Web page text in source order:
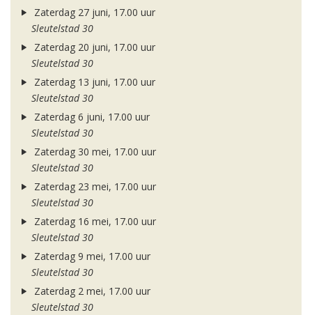
Zaterdag 27 juni, 17.00 uur
Sleutelstad 30
Zaterdag 20 juni, 17.00 uur
Sleutelstad 30
Zaterdag 13 juni, 17.00 uur
Sleutelstad 30
Zaterdag 6 juni, 17.00 uur
Sleutelstad 30
Zaterdag 30 mei, 17.00 uur
Sleutelstad 30
Zaterdag 23 mei, 17.00 uur
Sleutelstad 30
Zaterdag 16 mei, 17.00 uur
Sleutelstad 30
Zaterdag 9 mei, 17.00 uur
Sleutelstad 30
Zaterdag 2 mei, 17.00 uur
Sleutelstad 30